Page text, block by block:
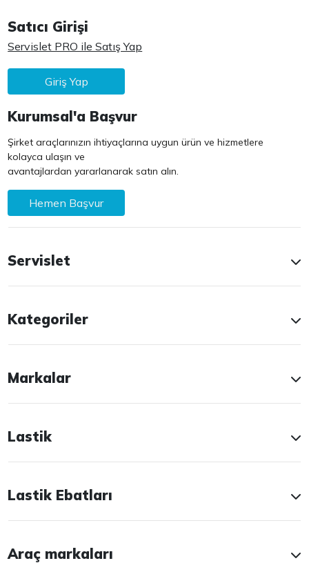
Satıcı Girişi
Servislet PRO ile Satış Yap
Giriş Yap
Kurumsal'a Başvur
Şirket araçlarınızın ihtiyaçlarına uygun ürün ve hizmetlere
kolayca ulaşın ve
avantajlardan yararlanarak satın alın.
Hemen Başvur
Servislet
Kategoriler
Markalar
Lastik
Lastik Ebatları
Araç markaları